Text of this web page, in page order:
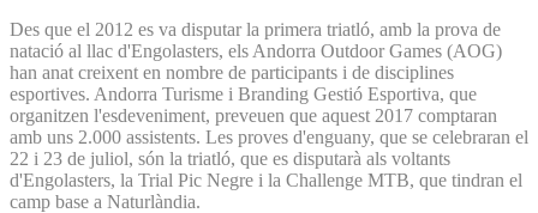
Des que el 2012 es va disputar la primera triatló, amb la prova de
natació al llac d'Engolasters, els Andorra Outdoor Games (AOG)
han anat creixent en nombre de participants i de disciplines
esportives. Andorra Turisme i Branding Gestió Esportiva, que
organitzen l'esdeveniment, preveuen que aquest 2017 comptaran
amb uns 2.000 assistents. Les proves d'enguany, que se celebraran el
22 i 23 de juliol, són la triatló, que es disputarà als voltants
d'Engolasters, la Trial Pic Negre i la Challenge MTB, que tindran el
camp base a Naturlàndia.